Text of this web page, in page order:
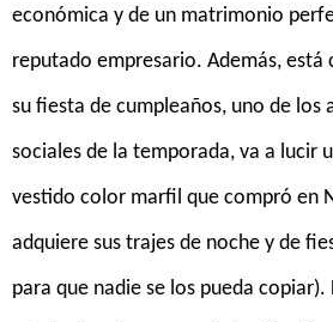
económica y de un matrimonio
reputado empresario. Además,
su fiesta de cumpleaños, uno de los
sociales de la temporada, va a lucir
vestido color marfil que compró en
adquiere sus trajes de noche y de
para que nadie se los pueda copiar).